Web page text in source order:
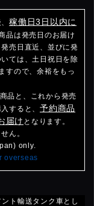
稼働日3日以内に
品は発売日のお届け
売日直近、並びに発
ては、土日祝日を除
すので、余裕をもっ
品と、これから発売
すると、 予約商品
届け となります。
ん。
only.
overseas
ト輸送タンク車とし